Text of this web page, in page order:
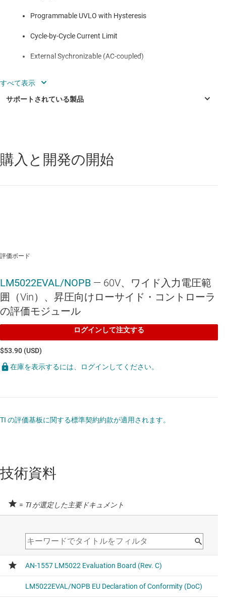
Programmable UVLO with Hysteresis
Cycle-by-Cycle Current Limit
External Sychronizable (AC-coupled)
Slope Compensation
Applications:
LM5022 — 6 ～ 60V の広い入力電圧範囲 (Vin)、電流モード、昇圧 /
SEPIC / フライバック コントローラ
購入と開発の開始
評価ボード
LM5022EVAL/NOPB — 60V、ワイド入力電圧範
囲（Vin）、昇圧向けローサイド・コントローラ
の評価モジュール
ログインして注文する
$53.90 (USD)
在庫を表示するには、ログインしてください。
TI の評価基板に関する標準契約約款が適用されます。
技術資料
= TI が選定した主要ドキュメント